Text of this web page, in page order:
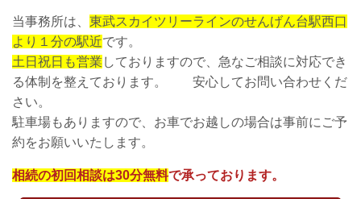
当事務所は、 東武スカイツリーラインのせんげん台駅西口
より１分の駅近です。
土日祝日も営業 しておりますので、急なご相談に対応でき
る体制を整えております。 安心してお問い合わせくだ
さい。
駐車場もありますので、お車でお越しの場合は事前にご予
約をお願いいたします。
相続の初回相談は30分無料で承っております。